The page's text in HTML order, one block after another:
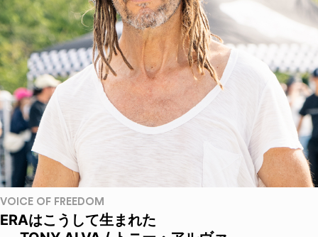
VOICE OF FREEDOM
ERAはこうして生まれた